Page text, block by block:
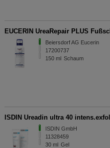
EUCERIN UreaRepair PLUS
Beiersdorf AG Eucerin
17200737
150 ml Schaum
ISDIN Ureadin ultra 40
ISDIN GmbH
11328459
30 ml Gel